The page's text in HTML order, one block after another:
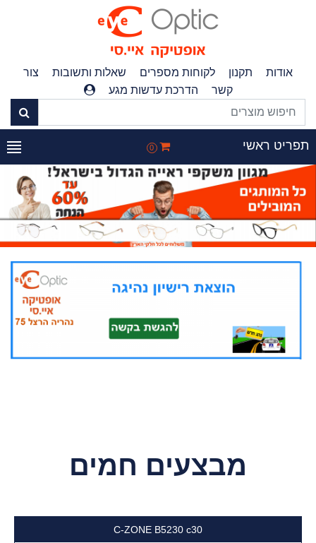
אודות תקנון לקוחות מספרים שאלות ותשובות
צור
קשר
הדרכת עדשות מגע
ראשי 0
מבצעים חמים
C-ZONE R2376 c90